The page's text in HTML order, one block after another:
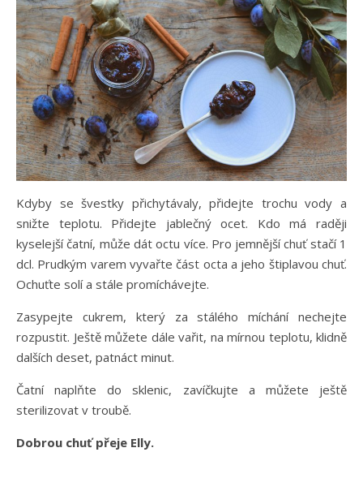
Kdyby se švestky přichytávaly, přidejte trochu vody a
snižte teplotu. Přidejte jablečný ocet. Kdo má raději
kyselejší čatní, může dát octu více. Pro jemnější chuť stačí 1
dcl. Prudkým varem vyvařte část octa a jeho štiplavou chuť.
Ochuťte solí a stále promíchávejte.
Zasypejte cukrem, který za stálého míchání nechejte
rozpustit. Ještě můžete dále vařit, na mírnou teplotu, klidně
dalších deset, patnáct minut.
Čatní naplňte do sklenic, zavíčkujte a můžete ještě
sterilizovat v troubě.
Dobrou chuť přeje Elly.